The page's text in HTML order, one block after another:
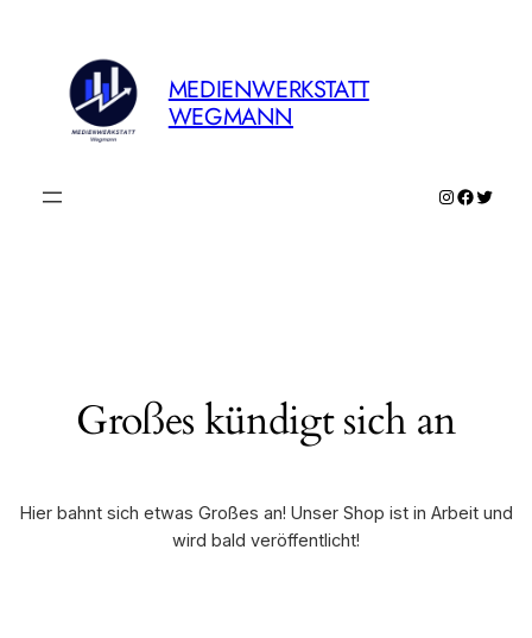
MEDIENWERKSTATT
WEGMANN
Instagram
Großes kündigt sich an
Hier bahnt sich etwas Großes an! Unser Shop ist in Arbeit und
wird bald veröffentlicht!